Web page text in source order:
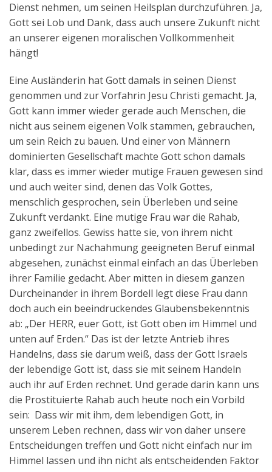
Dienst nehmen, um seinen Heilsplan durchzuführen. Ja,
Gott sei Lob und Dank, dass auch unsere Zukunft nicht
an unserer eigenen moralischen Vollkommenheit
hängt!
Eine Ausländerin hat Gott damals in seinen Dienst
genommen und zur Vorfahrin Jesu Christi gemacht. Ja,
Gott kann immer wieder gerade auch Menschen, die
nicht aus seinem eigenen Volk stammen, gebrauchen,
um sein Reich zu bauen. Und einer von Männern
dominierten Gesellschaft machte Gott schon damals
klar, dass es immer wieder mutige Frauen gewesen sind
und auch weiter sind, denen das Volk Gottes,
menschlich gesprochen, sein Überleben und seine
Zukunft verdankt. Eine mutige Frau war die Rahab,
ganz zweifellos. Gewiss hatte sie, von ihrem nicht
unbedingt zur Nachahmung geeigneten Beruf einmal
abgesehen, zunächst einmal einfach an das Überleben
ihrer Familie gedacht. Aber mitten in diesem ganzen
Durcheinander in ihrem Bordell legt diese Frau dann
doch auch ein beeindruckendes Glaubensbekenntnis
ab: „Der HERR, euer Gott, ist Gott oben im Himmel und
unten auf Erden.“ Das ist der letzte Antrieb ihres
Handelns, dass sie darum weiß, dass der Gott Israels
der lebendige Gott ist, dass sie mit seinem Handeln
auch ihr auf Erden rechnet. Und gerade darin kann uns
die Prostituierte Rahab auch heute noch ein Vorbild
sein: Dass wir mit ihm, dem lebendigen Gott, in
unserem Leben rechnen, dass wir von daher unsere
Entscheidungen treffen und Gott nicht einfach nur im
Himmel lassen und ihn nicht als entscheidenden Faktor